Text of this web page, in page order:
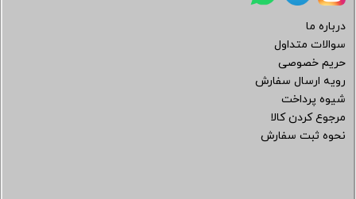
درباره ما
سوالات متداول
حریم خصوصی
رویه ارسال سفارش
شیوه پرداخت
مرجوع کردن کالا
نحوه ثبت سفارش